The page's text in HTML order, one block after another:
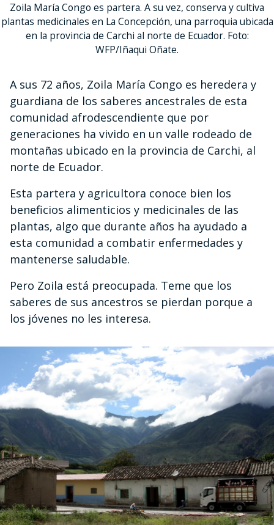
Zoila María Congo es partera. A su vez, conserva y cultiva
plantas medicinales en La Concepción, una parroquia ubicada
en la provincia de Carchi al norte de Ecuador. Foto:
WFP/Iñaqui Oñate.
A sus 72 años, Zoila María Congo es heredera y
guardiana de los saberes ancestrales de esta
comunidad afrodescendiente que por
generaciones ha vivido en un valle rodeado de
montañas ubicado en la provincia de Carchi, al
norte de Ecuador.
Esta partera y agricultora conoce bien los
beneficios alimenticios y medicinales de las
plantas, algo que durante años ha ayudado a
esta comunidad a combatir enfermedades y
mantenerse saludable.
Pero Zoila está preocupada. Teme que los
saberes de sus ancestros se pierdan porque a
los jóvenes no les interesa.